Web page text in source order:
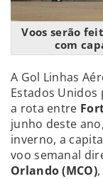
Voos serão
com
A Gol Linhas
Estados
a rota entre
junho deste
inverno, a
voo semanal
Orlando (MCO),